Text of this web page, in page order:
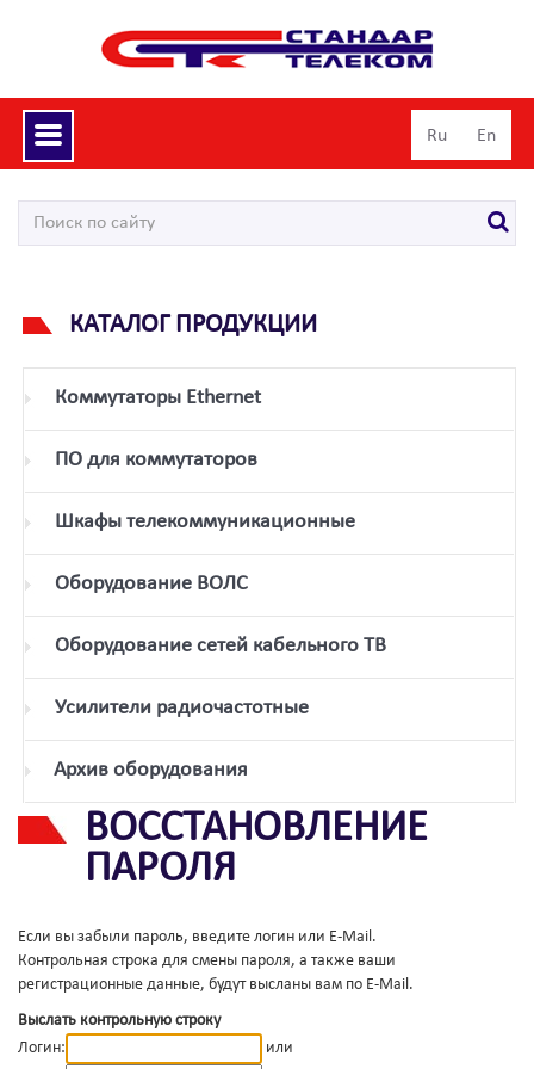
Toggle
navigation
Ru En
КАТАЛОГ ПРОДУКЦИИ
Коммутаторы Ethernet
ПО для коммутаторов
Шкафы телекоммуникационные
Оборудование ВОЛС
Оборудование сетей кабельного ТВ
Усилители радиочастотные
Архив оборудования
ВОССТАНОВЛЕНИЕ
ПАРОЛЯ
Если вы забыли пароль, введите логин или E-Mail.
Контрольная строка для смены пароля, а также ваши
регистрационные данные, будут высланы вам по E-Mail.
Выслать контрольную строку
Логин:
или